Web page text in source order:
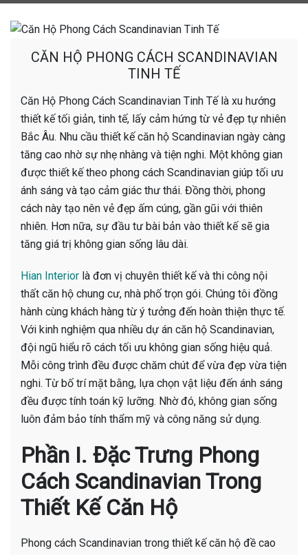
CĂN HỘ PHONG CÁCH SCANDINAVIAN
TINH TẾ
Căn Hộ Phong Cách Scandinavian Tinh Tế là xu hướng
thiết kế tối giản, tinh tế, lấy cảm hứng từ vẻ đẹp tự nhiên
Bắc Âu. Nhu cầu thiết kế căn hộ Scandinavian ngày càng
tăng cao nhờ sự nhẹ nhàng và tiện nghi. Một không gian
được thiết kế theo phong cách Scandinavian giúp tối ưu
ánh sáng và tạo cảm giác thư thái. Đồng thời, phong
cách này tạo nên vẻ đẹp ấm cúng, gần gũi với thiên
nhiên. Hơn nữa, sự đầu tư bài bản vào thiết kế sẽ gia
tăng giá trị không gian sống lâu dài.
Hian Interior là đơn vị chuyên thiết kế và thi công nội
thất căn hộ chung cư, nhà phố trọn gói. Chúng tôi đồng
hành cùng khách hàng từ ý tưởng đến hoàn thiện thực tế.
Với kinh nghiệm qua nhiều dự án căn hộ Scandinavian,
đội ngũ hiểu rõ cách tối ưu không gian sống hiệu quả.
Mỗi công trình đều được chăm chút để vừa đẹp vừa tiện
nghi. Từ bố trí mặt bằng, lựa chọn vật liệu đến ánh sáng
đều được tính toán kỹ lưỡng. Nhờ đó, không gian sống
luôn đảm bảo tính thẩm mỹ và công năng sử dụng.
Phần I. Đặc Trưng Phong
Cách Scandinavian Trong
Thiết Kế Căn Hộ
Phong cách Scandinavian trong thiết kế căn hộ đề cao